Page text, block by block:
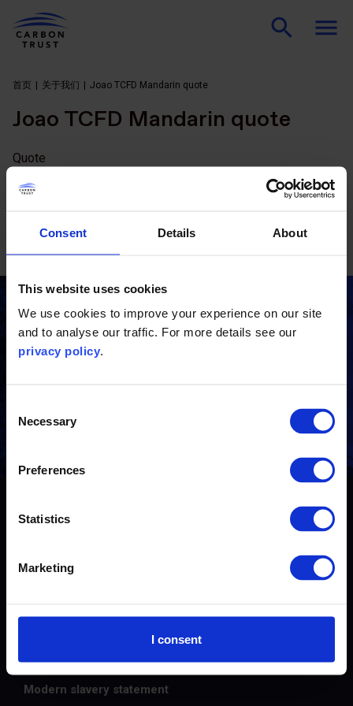
Consent Details About
This website uses cookies
We use cookies to improve your experience on our site
and to analyse our traffic. For more details see our
privacy policy.
Selection
Necessary
Preferences
Statistics
Marketing
I consent
首页 关于我们 Joao TCFD Mandarin quote
Joao TCFD Mandarin quote
Quote
我们帮助拉美企业了解气候风险可能给他们带来的财务冲
发布的报告符合北美和欧洲的市场要求。因为在这些市场
中，与 TCFD 保持一致已经成为报告实践范式。
联系我们
联系我们
Cookie政策
Modern slavery statement